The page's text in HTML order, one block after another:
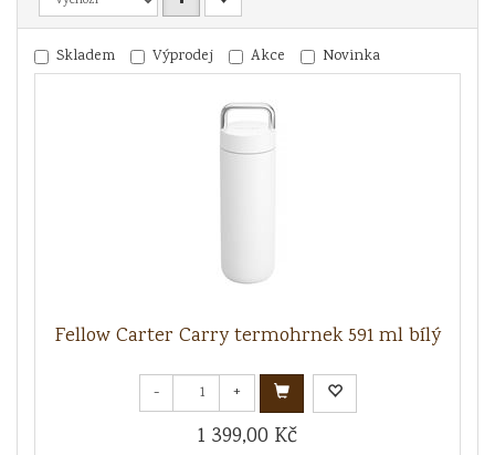
Skladem Výprodej Akce Novinka
Fellow Carter Carry termohrnek 591 ml bílý
- +
1 399,00 Kč